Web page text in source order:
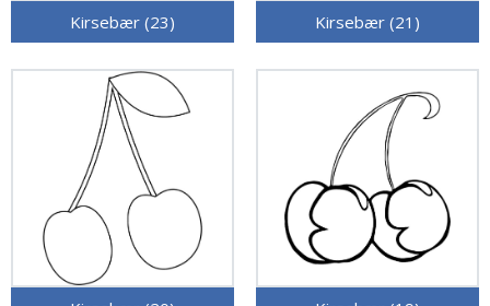
Kirsebær (23) Kirsebær (21)